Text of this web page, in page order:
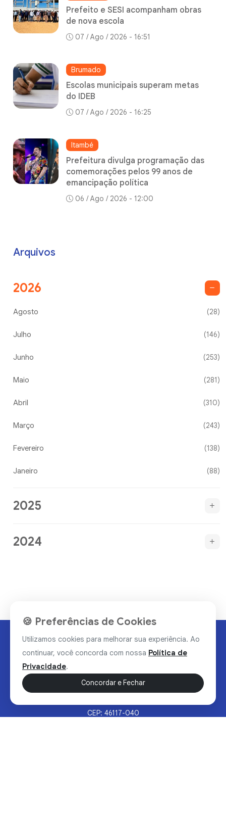
Prefeito e SESI acompanham obras
de nova escola
07 / Ago / 2026 - 16:51
Brumado
Escolas municipais superam metas
do IDEB
07 / Ago / 2026 - 16:25
Itambé
Prefeitura divulga programação das
comemorações pelos 99 anos de
emancipação política
06 / Ago / 2026 - 12:00
Arquivos
2026
Agosto (28)
Julho (146)
Junho (253)
Maio (281)
Abril (310)
Março (243)
Fevereiro (138)
Janeiro (88)
2025
2024
CEP: 46117-040
🍪 Preferências de Cookies
Utilizamos cookies para melhorar sua experiência. Ao
continuar, você concorda com nossa Política de
Privacidade.
Concordar e Fechar